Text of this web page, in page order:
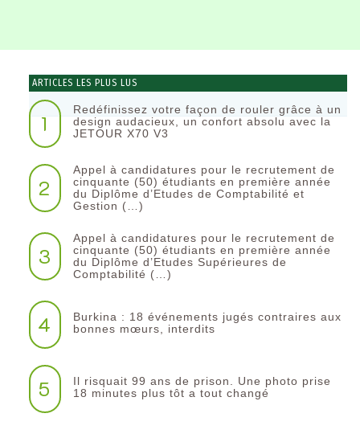
ARTICLES LES PLUS LUS
1
Redéfinissez votre façon de rouler grâce à un
design audacieux, un confort absolu avec la
JETOUR X70 V3
2
Appel à candidatures pour le recrutement de
cinquante (50) étudiants en première année
du Diplôme d’Etudes de Comptabilité et
Gestion (…)
3
Appel à candidatures pour le recrutement de
cinquante (50) étudiants en première année
du Diplôme d’Etudes Supérieures de
Comptabilité (…)
4
Burkina : 18 événements jugés contraires aux
bonnes mœurs, interdits
5
Il risquait 99 ans de prison. Une photo prise
18 minutes plus tôt a tout changé